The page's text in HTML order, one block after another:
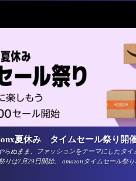
夏休み タイムセール祭り開
らぬまま、ファッションをテーマにしたタイ
りは7月29日開始。 amazonタイムセール祭